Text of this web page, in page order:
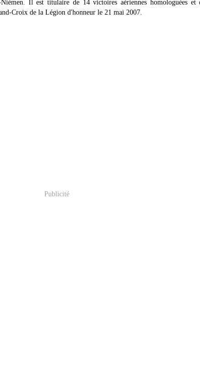
Niémen. Il est titulaire de 14 victoires aériennes homologuées et
Croix de la Légion d'honneur le 21 mai 2007.
Publicité